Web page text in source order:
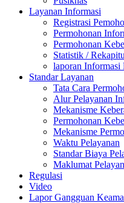
Layanan Informasi
Registrasi
Permohonan
Permohonan
Statistik /
laporan Informasi
Standar Layanan
Tata Cara
Alur Pelayanan
Mekanisme
Permohonan
Mekanisme
Waktu Pelayanan
Standar Biaya
Maklumat
Regulasi
Video
Lapor Gangguan